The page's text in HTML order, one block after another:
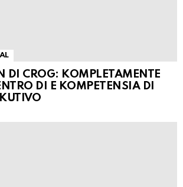
DI CROG: KOMPLETAMENTE
DI E KOMPETENSIA DI